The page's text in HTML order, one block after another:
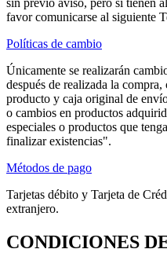
favor comunicarse al siguiente
Políticas de cambio
Únicamente se realizarán
después de realizada la
producto y caja original de
o cambios en productos
especiales o productos que
finalizar existencias".
Métodos de pago
Tarjetas débito y Tarjeta de
extranjero.
CONDICIONES